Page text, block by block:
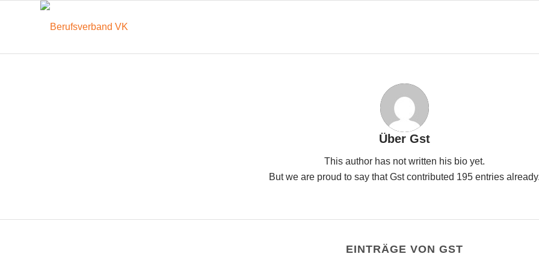
Über Gst
This author has not written his bio yet.
But we are proud to say thatGstcontributed 195 entries
EINTRÄGE VON GST